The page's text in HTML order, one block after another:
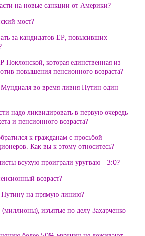
на новые санкции от Америки?
мост?
за кандидатов ЕР, повысивших
Поклонской, которая единственная из
повышения пенсионного возраста?
во время ливня Путин один
надо ликвидировать в первую очередь
и пенсионного возраста?
к гражданам с просьбой
Как вы к этому относитесь?
всухую проиграли уругваю - 3:0?
возраст?
Путину на прямую линию?
изъятые по делу Захарченко